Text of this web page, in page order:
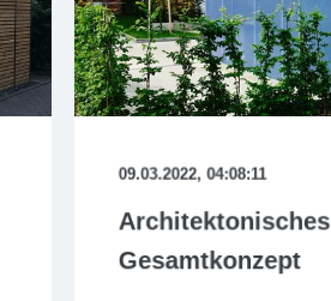
09.03.2022, 04:08:11
Architektonisches
Gesamtkonzept